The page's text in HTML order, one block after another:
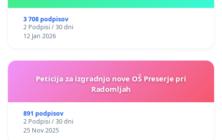
3 708 podpisov
2 Podpisi / 30 dni
12 Jan 2026
Peticija za izgradnjo nove OŠ Preserje pri
Radomljah
891 podpisov
2 Podpisi / 30 dni
25 Nov 2025